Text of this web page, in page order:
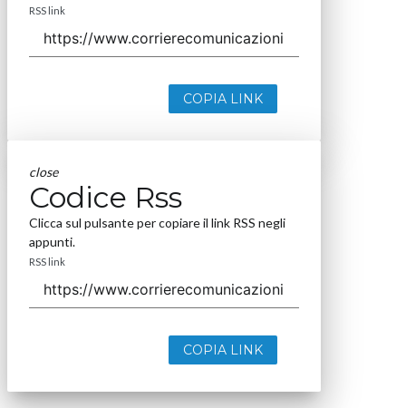
RSS link
COPIA LINK
close
Codice Rss
Clicca sul pulsante per copiare il link RSS negli
appunti.
RSS link
COPIA LINK